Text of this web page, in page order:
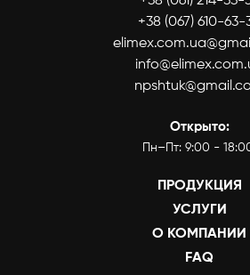
+38 (067) 610-63-
Открыто:
Пн–Пт: 9:00 -
ПРОДУКЦИЯ
УСЛУГИ
О КОМПАНИИ
FAQ